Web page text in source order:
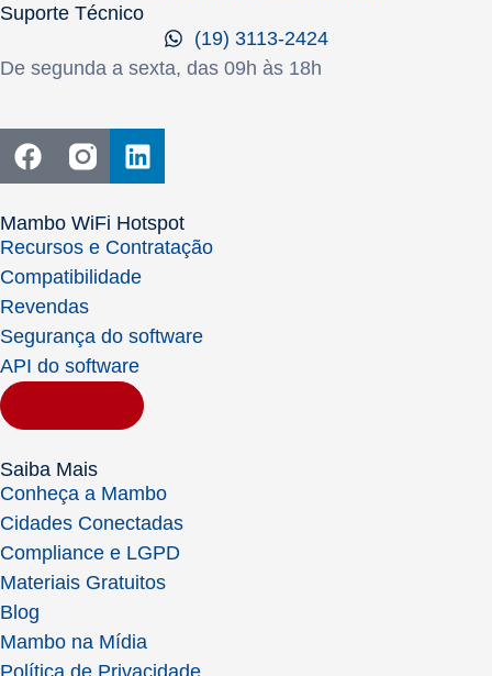
Suporte Técnico
(19) 3113-2424
De segunda a sexta, das 09h às 18h
Mambo WiFi Hotspot
Recursos e Contratação
Compatibilidade
Revendas
Segurança do software
API do software
Saiba Mais
Conheça a Mambo
Cidades Conectadas
Compliance e LGPD
Materiais Gratuitos
Blog
Mambo na Mídia